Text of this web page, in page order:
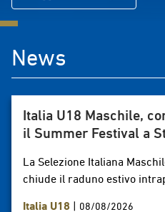
bDownload
News
Italia U18 Maschile,
il Summer Festival a
La Selezione Italiana
chiude il raduno estivo
Italia U18 | 08/08/2026